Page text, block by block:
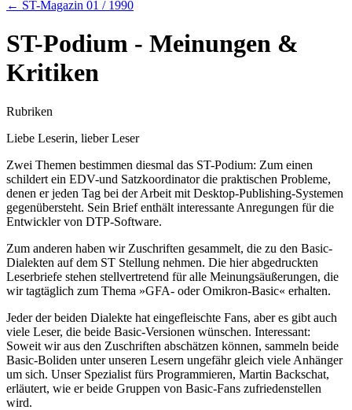
← ST-Magazin 01 / 1990
ST-Podium - Meinungen &
Kritiken
Rubriken
Liebe Leserin, lieber Leser
Zwei Themen bestimmen diesmal das ST-Podium: Zum einen
schildert ein EDV-und Satzkoordinator die praktischen Probleme,
denen er jeden Tag bei der Arbeit mit Desktop-Publishing-Systemen
gegenübersteht. Sein Brief enthält interessante Anregungen für die
Entwickler von DTP-Software.
Zum anderen haben wir Zuschriften gesammelt, die zu den Basic-
Dialekten auf dem ST Stellung nehmen. Die hier abgedruckten
Leserbriefe stehen stellvertretend für alle Meinungsäußerungen, die
wir tagtäglich zum Thema »GFA- oder Omikron-Basic« erhalten.
Jeder der beiden Dialekte hat eingefleischte Fans, aber es gibt auch
viele Leser, die beide Basic-Versionen wünschen. Interessant:
Soweit wir aus den Zuschriften abschätzen können, sammeln beide
Basic-Boliden unter unseren Lesern ungefähr gleich viele Anhänger
um sich. Unser Spezialist fürs Programmieren, Martin Backschat,
erläutert, wie er beide Gruppen von Basic-Fans zufriedenstellen
wird.